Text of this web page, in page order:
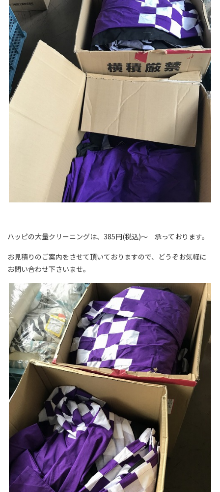
ハッピの大量クリーニングは、385円(税込)～ 承っております。
お見積りのご案内をさせて頂いておりますので、どうぞお気軽に
お問い合わせ下さいませ。